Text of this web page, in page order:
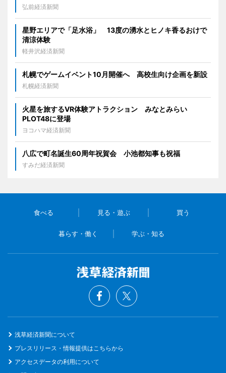
弘前経済新聞
星野エリアで「足水浴」 13度の湧水とヒノキ香るおけで
清涼体験
軽井沢経済新聞
札幌でゲームイベント10月開催へ 高校生向け企画を新設
札幌経済新聞
火星を旅するVR体験アトラクション みなとみらい
PLOT48に登場
ヨコハマ経済新聞
八広で町名誕生60周年祝賀会 小池都知事も祝福
すみだ経済新聞
食べる 見る・遊ぶ 買う
暮らす・働く 学ぶ・知る
浅草経済新聞について
プレスリリース・情報提供はこちらから
アクセスデータの利用について